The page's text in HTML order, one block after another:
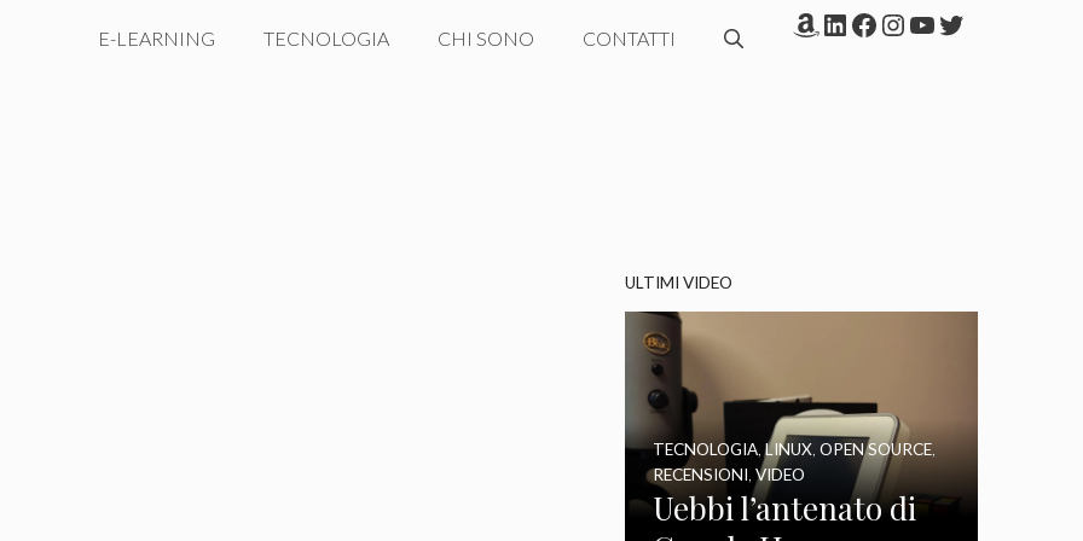
E-LEARNING TECNOLOGIA CHI SONO CONTATTI
Amazon
LinkedIn
Facebook
Instagram
YouTube
Twitter
ULTIMI VIDEO
Uebbi l’antenato di
TECNOLOGIA,LINUX, OPEN SOURCE,
RECENSIONI VIDEO